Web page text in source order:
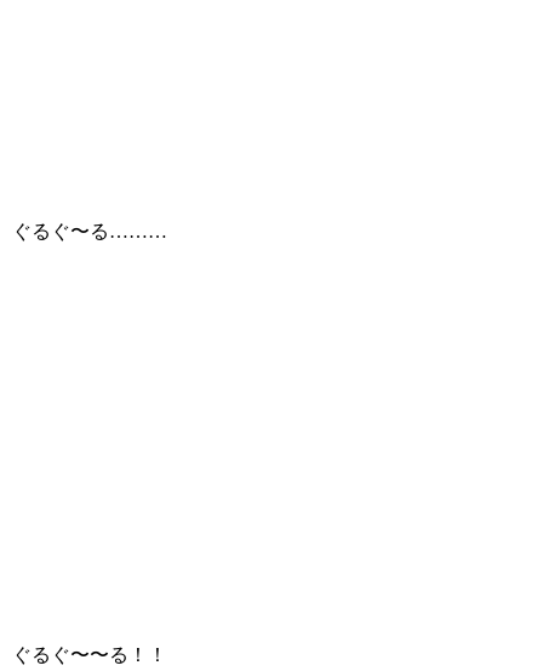
ぐるぐ〜る………
ぐるぐ〜〜る！！